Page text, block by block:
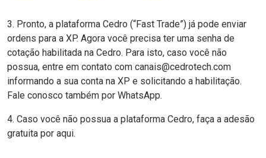
3. Pronto, a plataforma Cedro (“Fast Trade”) já pode enviar
ordens para a XP. Agora você precisa ter uma senha de
cotação habilitada na Cedro. Para isto, caso você não
possua, entre em contato com canais@cedrotech.com
informando a sua conta na XP e solicitando a habilitação.
Fale conosco também por WhatsApp.
4. Caso você não possua a plataforma Cedro, faça a adesão
gratuita por aqui.